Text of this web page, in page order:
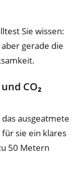
Sie wissen:
gerade die
CO₂
ausgeatmete
für sie ein klares
50 Metern